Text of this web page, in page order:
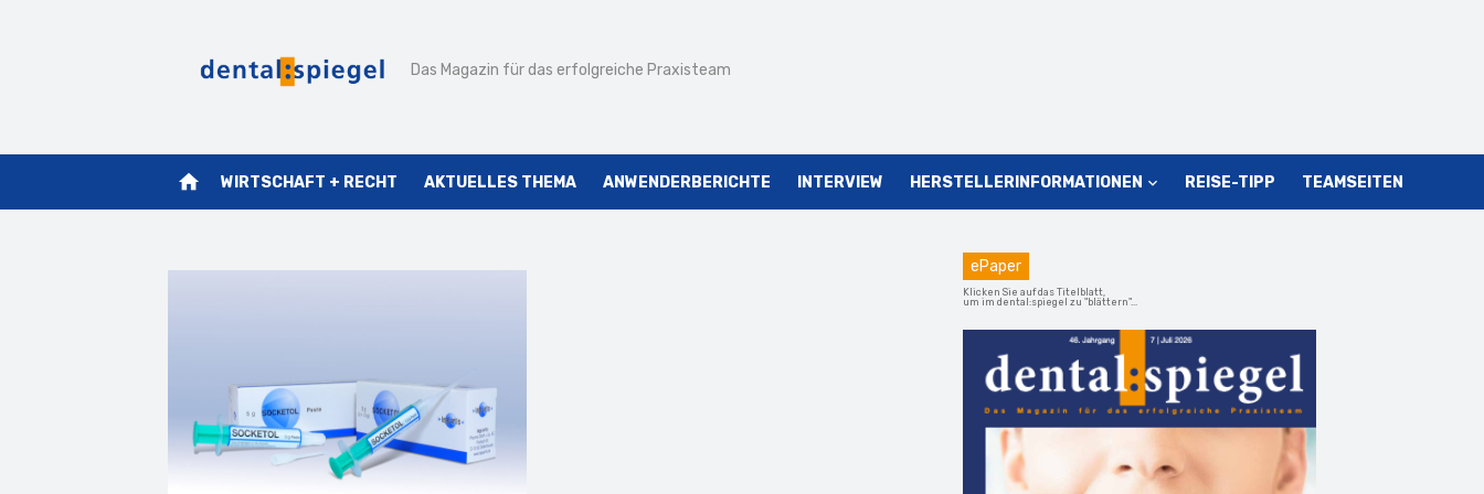
Das Magazin für das erfolgreiche Praxisteam
home WIRTSCHAFT + RECHT AKTUELLES THEMA ANWENDERBERICHTE INTERVIEW HERSTELLERINFORMATIONEN REISE-TIPP TEAMSEITEN
ePaper
Klicken Sie auf das Titelblatt,
um im dental:spiegel zu "blättern"...